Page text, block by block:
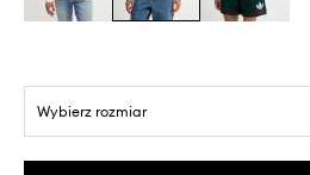
Wybierz rozmiar